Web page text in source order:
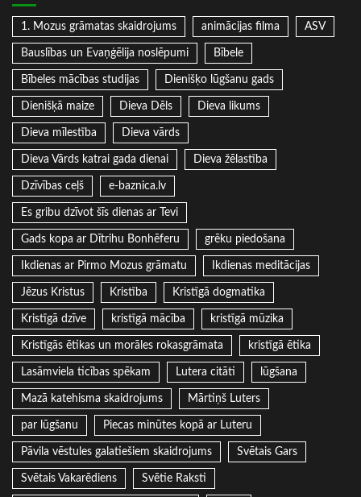
1. Mozus grāmatas skaidrojums animācijas filma ASV
Bauslības un Evaņģēlija noslēpumi Bībele
Bībeles mācības studijas Dienišķo lūgšanu gads
Dienišķā maize Dieva Dēls Dieva likums
Dieva mīlestība Dieva vārds
Dieva Vārds katrai gada dienai Dieva žēlastība
Dzīvības ceļš e-baznica.lv
Es gribu dzīvot šīs dienas ar Tevi
Gads kopa ar Dītrihu Bonhēferu grēku piedošana
Ikdienas ar Pirmo Mozus grāmatu Ikdienas meditācijas
Jēzus Kristus Kristība Kristīgā dogmatika
Kristīgā dzīve kristīgā mācība kristīgā mūzika
Kristīgās ētikas un morāles rokasgrāmata kristīgā ētika
Lasāmviela ticības spēkam Lutera citāti lūgšana
Mazā katehisma skaidrojums Mārtiņš Luters
par lūgšanu Piecas minūtes kopā ar Luteru
Pāvila vēstules galatiešiem skaidrojums Svētais Gars
Svētais Vakarēdiens Svētie Raksti